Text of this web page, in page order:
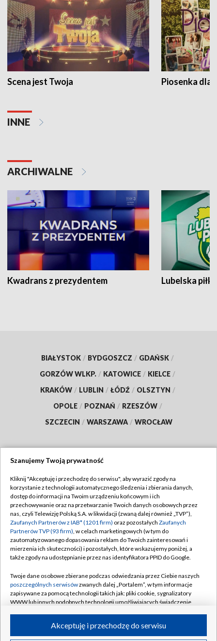
Scena jest Twoja Piosenka dla
INNE
ARCHIWALNE
Kwadrans z prezydentem Lubelska piłka
BIAŁYSTOK / BYDGOSZCZ / GDAŃSK /
GORZÓW WLKP. / KATOWICE / KIELCE /
KRAKÓW / LUBLIN / ŁÓDŹ / OLSZTYN /
OPOLE / POZNAŃ / RZESZÓW /
SZCZECIN / WARSZAWA / WROCŁAW
TVP
Abonament TVP
Emisja w TVP
Centrum informacji TVP
Naziemna Telewizja Cyfrowa
Rada Programowa
System NOS
Informacje o nadawcy
Program dla prasy
Regulamin TVP
Polityka prywatności
Moje zgody
Pomoc
Kontakt
Kanały
Szanujemy Twoją prywatność
Kliknij "Akceptuję i przechodzę do serwisu", aby wyrazić zgody na
korzystanie z technologii automatycznego śledzenia i zbierania danych,
dostęp do informacji na Twoim urządzeniu końcowym i ich
przechowywanie oraz na przetwarzanie Twoich danych osobowych przez
nas, czyli Telewizję Polską S.A. w likwidacji (zwaną dalej również „TVP”),
Zaufanych Partnerów z IAB* (1201 firm) oraz pozostałych Zaufanych
Partnerów TVP (93 firm), w celach marketingowych (w tym do
zautomatyzowanego dopasowania reklam do Twoich zainteresowań i
mierzenia ich skuteczności) i pozostałych, które wskazujemy poniżej, a
także zgody na udostępnianie przez nas identyfikatora PPID do Google.
Twoje dane osobowe zbierane podczas odwiedzania przez Ciebie naszych
poszczególnych serwisówzwanych dalej „Portalem”, w tym informacje
zapisywane za pomocą technologii takich jak: pliki cookie, sygnalizatory
WWW lub innych podobnych technologii umożliwiających świadczenie
ruchu w Internecie.Akceptuję i przechodzę do serwisu